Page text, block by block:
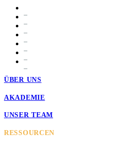
ÜBER UNS
AKADEMIE
UNSER TEAM
RESSOURCEN